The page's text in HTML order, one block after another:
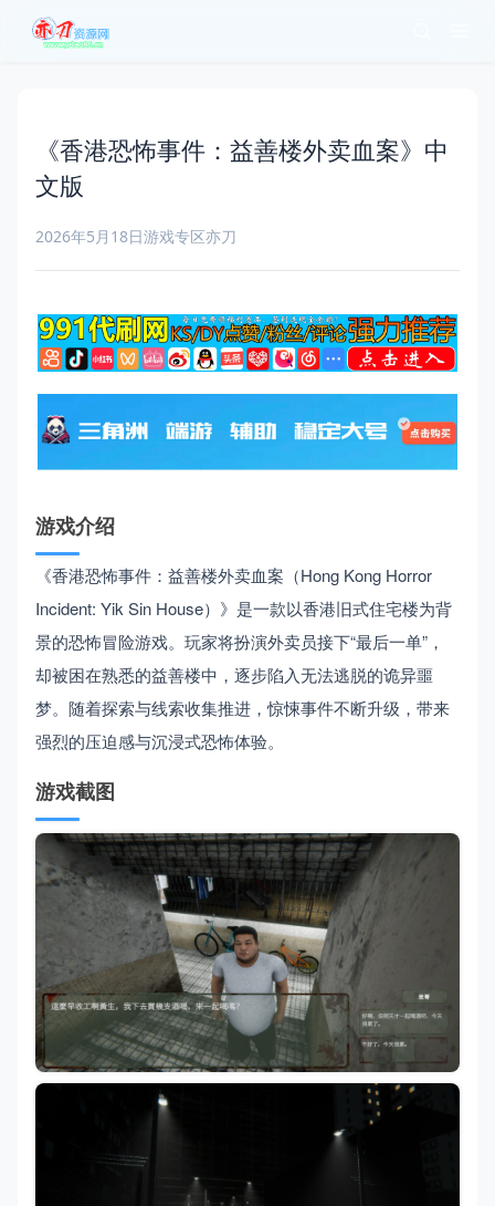
《香港恐怖事件：益善楼外卖血案》中
文版
2026年5月18日游戏专区亦刀
游戏介绍
《香港恐怖事件：益善楼外卖血案（Hong Kong Horror
Incident: Yik Sin House）》是一款以香港旧式住宅楼为背
景的恐怖冒险游戏。玩家将扮演外卖员接下“最后一单”，
却被困在熟悉的益善楼中，逐步陷入无法逃脱的诡异噩
梦。随着探索与线索收集推进，惊悚事件不断升级，带来
强烈的压迫感与沉浸式恐怖体验。
游戏截图